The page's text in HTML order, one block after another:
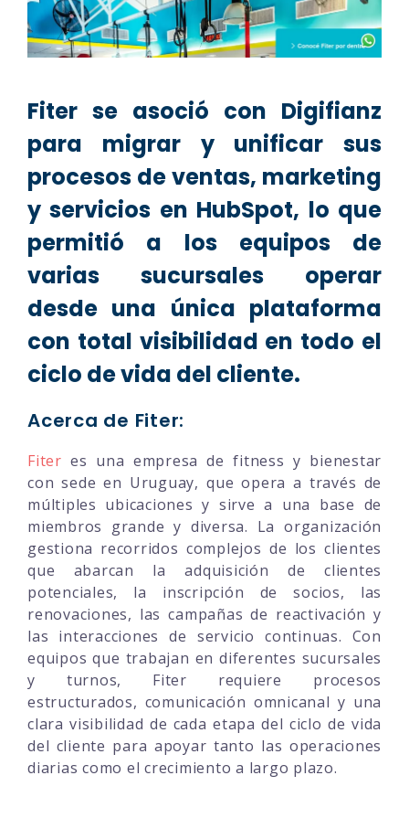
Fiter se asoció con Digifianz
para migrar y unificar sus
procesos de ventas, marketing
y servicios en HubSpot, lo que
permitió a los equipos de
varias sucursales operar
desde una única plataforma
con total visibilidad en todo el
ciclo de vida del cliente.
Acerca de Fiter:
Fiter es una empresa de fitness y bienestar
con sede en Uruguay, que opera a través de
múltiples ubicaciones y sirve a una base de
miembros grande y diversa. La organización
gestiona recorridos complejos de los clientes
que abarcan la adquisición de clientes
potenciales, la inscripción de socios, las
renovaciones, las campañas de reactivación y
las interacciones de servicio continuas. Con
equipos que trabajan en diferentes sucursales
y turnos, Fiter requiere procesos
estructurados, comunicación omnicanal y una
clara visibilidad de cada etapa del ciclo de vida
del cliente para apoyar tanto las operaciones
diarias como el crecimiento a largo plazo.